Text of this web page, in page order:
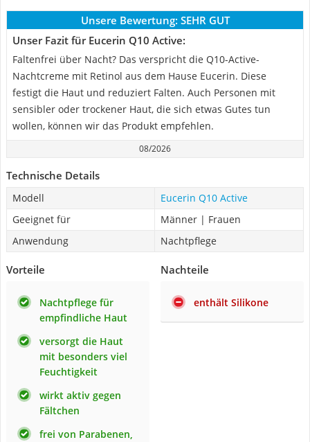
Unsere Bewertung: SEHR GUT
Unser Fazit für Eucerin Q10 Active:
Faltenfrei über Nacht? Das verspricht die Q10-Active-
Nachtcreme mit Retinol aus dem Hause Eucerin. Diese
festigt die Haut und reduziert Falten. Auch Personen mit
sensibler oder trockener Haut, die sich etwas Gutes tun
wollen, können wir das Produkt empfehlen.
08/2026
Technische Details
Modell
Eucerin Q10 Active
Geeignet für
Männer | Frauen
Anwendung
Nachtpflege
Vorteile
Nachtpflege für
empfindliche Haut
versorgt die Haut
mit besonders viel
Feuchtigkeit
wirkt aktiv gegen
Fältchen
frei von Parabenen,
Nachteile
enthält Silikone